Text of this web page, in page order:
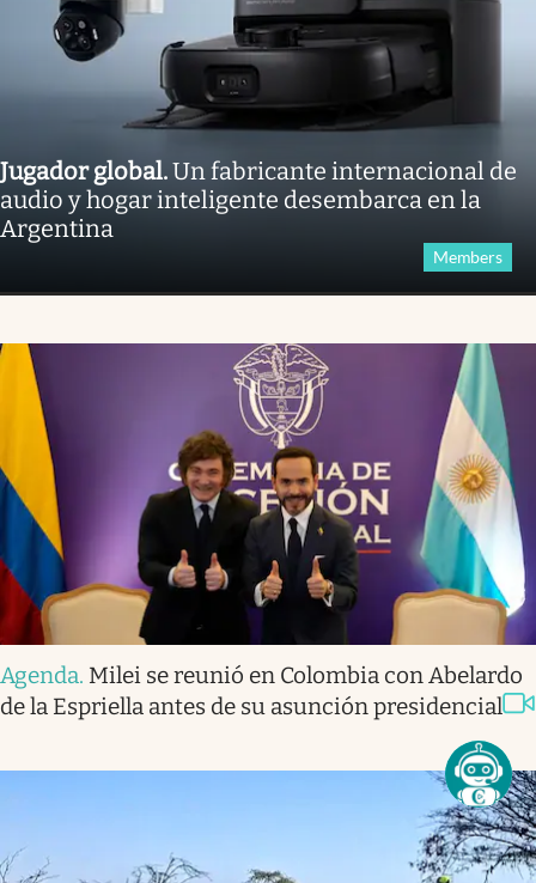
Jugador global.Un fabricante internacional de
audio y hogar inteligente desembarca en la
Argentina
Members
Agenda. Milei se reunió en Colombia con Abelardo
de la Espriella antes de su asunción presidencial